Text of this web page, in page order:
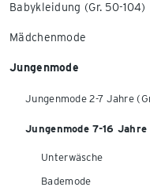
Babykleidung (Gr. 50-104)
Mädchenmode
Jungenmode
Jungenmode 2-7 Jahre
Jungenmode 7-16 Jahre
Unterwäsche
Bademode